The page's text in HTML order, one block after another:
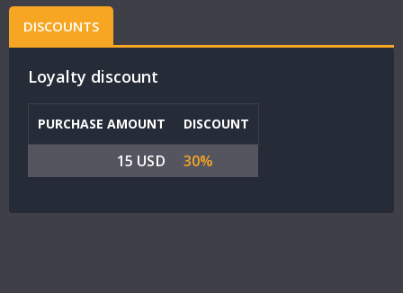
DISCOUNTS
Loyalty discount
PURCHASE AMOUNT DISCOUNT
15 USD 30%